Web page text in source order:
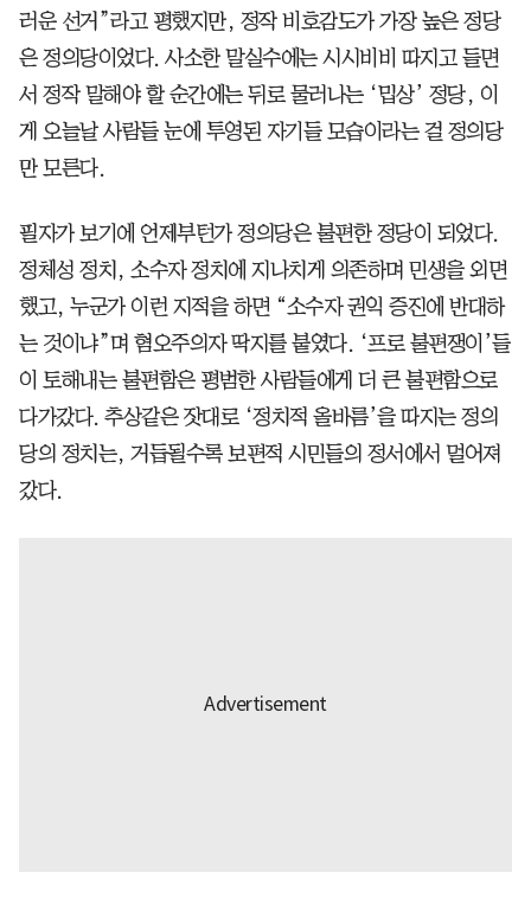
러운 선거”라고 평했지만, 정작 비호감도가 가장 높은 정당
은 정의당이었다. 사소한 말실수에는 시시비비 따지고 들면
서 정작 말해야 할 순간에는 뒤로 물러나는 ‘밉상’ 정당, 이
게 오늘날 사람들 눈에 투영된 자기들 모습이라는 걸 정의당
만 모른다.
필자가 보기에 언제부턴가 정의당은 불편한 정당이 되었다.
정체성 정치, 소수자 정치에 지나치게 의존하며 민생을 외면
했고, 누군가 이런 지적을 하면 “소수자 권익 증진에 반대하
는 것이냐”며 혐오주의자 딱지를 붙였다. ‘프로 불편쟁이’들
이 토해내는 불편함은 평범한 사람들에게 더 큰 불편함으로
다가갔다. 추상같은 잣대로 ‘정치적 올바름’을 따지는 정의
당의 정치는, 거듭될수록 보편적 시민들의 정서에서 멀어져
갔다.